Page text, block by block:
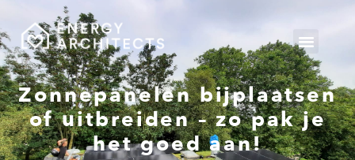
Zonnepanelen bijplaatsen
of uitbreiden – zo pak je
het goed aan!